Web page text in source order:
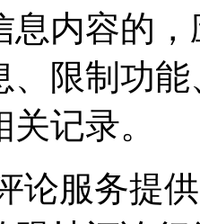
息内容的
、限制功
记录。
论服务提